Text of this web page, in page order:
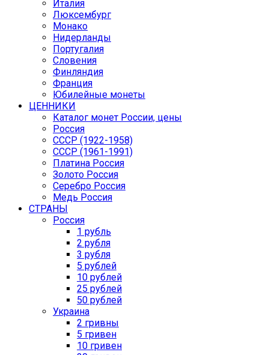
Италия
Люксембург
Монако
Нидерланды
Португалия
Словения
Финляндия
Франция
Юбилейные монеты
ЦЕННИКИ
Каталог монет России, цены
Россия
СССР (1922-1958)
CCCР (1961-1991)
Платина Россия
Золото Россия
Серебро Россия
Медь Россия
СТРАНЫ
Россия
1 рубль
2 рубля
3 рубля
5 рублей
10 рублей
25 рублей
50 рублей
Украина
2 гривны
5 гривен
10 гривен